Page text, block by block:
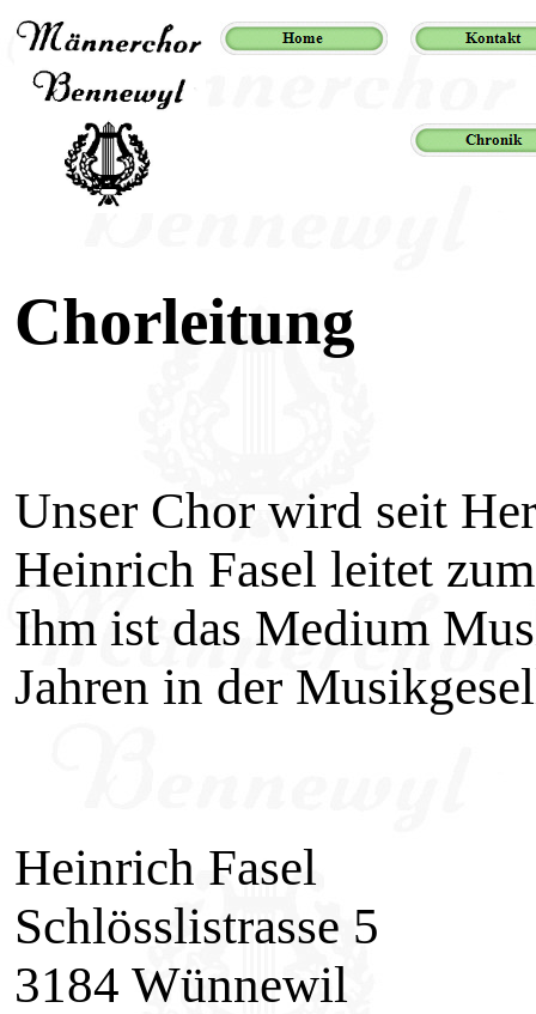
Chorleitung
Unser Chor wird seit
Heinrich Fasel leitet
Ihm ist das Medium
Jahren in der
Heinrich Fasel
Schlösslistrasse 5
3184 Wünnewil